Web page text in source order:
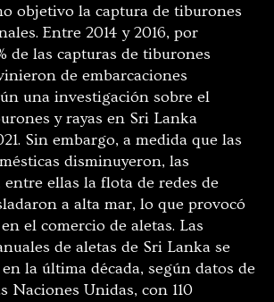
objetivo la captura de tiburones
Entre 2014 y 2016, por
de las capturas de tiburones
de embarcaciones
una investigación sobre el
y rayas en Sri Lanka
Sin embargo, a medida que las
disminuyeron, las
entre ellas la flota de redes de
a alta mar, lo que provocó
el comercio de aletas. Las
de aletas de Sri Lanka se
la última década, según datos de
Naciones Unidas, con 110